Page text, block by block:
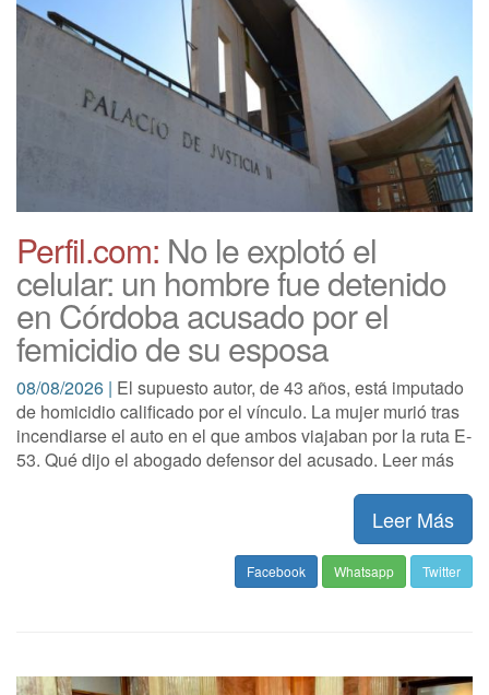
Perfil.com: No le explotó el
celular: un hombre fue detenido
en Córdoba acusado por el
femicidio de su esposa
08/08/2026 | El supuesto autor, de 43 años, está imputado
de homicidio calificado por el vínculo. La mujer murió tras
incendiarse el auto en el que ambos viajaban por la ruta E-
53. Qué dijo el abogado defensor del acusado. Leer más
Leer Más
Facebook Whatsapp Twitter